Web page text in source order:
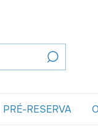
PRÉ-RESERVA